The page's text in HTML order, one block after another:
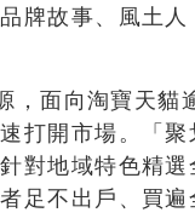
牌故事、風土人
，面向淘寶天貓
打開市場。「聚
對地域特色精選
足不出戶、買遍